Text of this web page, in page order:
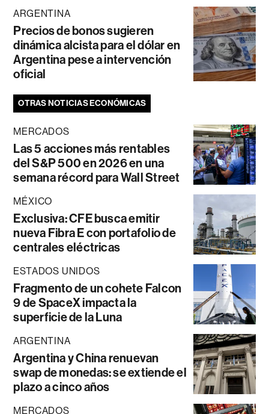
ARGENTINA
Precios de bonos sugieren
dinámica alcista para el dólar en
Argentina pese a intervención
oficial
OTRAS NOTICIAS ECONÓMICAS
MERCADOS
Las 5 acciones más rentables
del S&P 500 en 2026 en una
semana récord para Wall Street
MÉXICO
Exclusiva: CFE busca emitir
nueva Fibra E con portafolio de
centrales eléctricas
ESTADOS UNIDOS
Fragmento de un cohete Falcon
9 de SpaceX impacta la
superficie de la Luna
ARGENTINA
Argentina y China renuevan
swap de monedas: se extiende el
plazo a cinco años
MERCADOS